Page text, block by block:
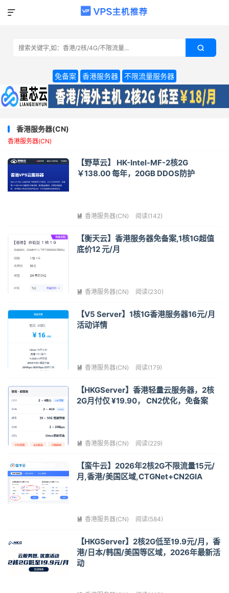


免备案 香港服务器 不限流量服务器
香港服务器(CN)
香港服务器(CN)
【野草云】 HK-Intel-MF-2核2G
￥138.00 每年，20GB DDOS防护
 香港服务器(CN) 阅读(142)
【衡天云】香港服务器免备案,1核1G超值
底价12 元/月
 香港服务器(CN) 阅读(230)
【V5 Server】1核1G香港服务器16元/月
活动详情
 香港服务器(CN) 阅读(179)
【HKGServer】香港轻量云服务器，2核
2G月付仅 ¥19.90， CN2优化，免备案
 香港服务器(CN) 阅读(229)
【蛮牛云】2026年2核2G不限流量15元/
月,香港/美国区域,CTGNet+CN2GIA
 香港服务器(CN) 阅读(584)
【HKGServer】2核2G低至19.9元/月，香
港/日本/韩国/美国等区域，2026年最新活
动